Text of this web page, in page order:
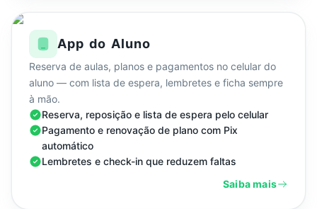
App do Aluno
Reserva de aulas, planos e pagamentos no celular do
aluno — com lista de espera, lembretes e ficha sempre
à mão.
Reserva, reposição e lista de espera pelo celular
Pagamento e renovação de plano com Pix
automático
Lembretes e check-in que reduzem faltas
Saiba mais